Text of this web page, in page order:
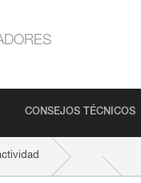
CONSEJOS TÉCNICOS